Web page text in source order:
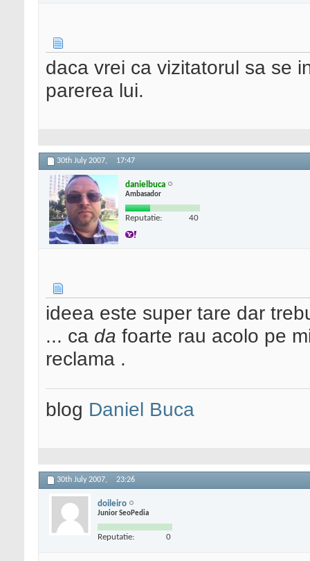
daca vrei ca vizitatorul sa se
parerea lui.
30th July 2007, 17:47
danielbuca
Ambasador
Reputatie: 40
ideea este super tare dar
... ca da foarte rau acolo pe
reclama .
blog Daniel Buca
30th July 2007, 23:26
doileiro
Junior SeoPedia
Reputatie: 0